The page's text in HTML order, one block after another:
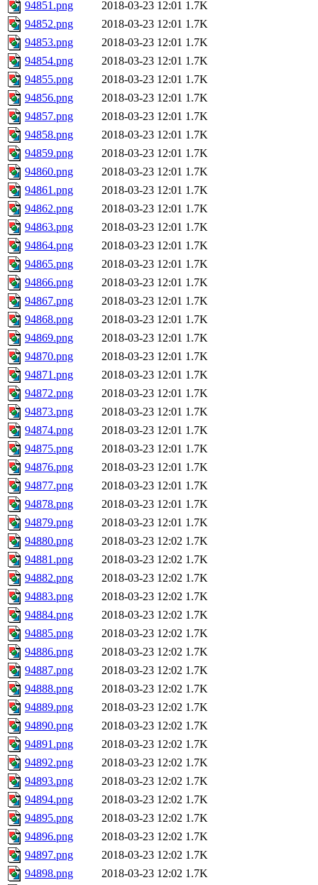
94851.png 2018-03-23 12:01 1.7K
94852.png
2018-03-23 12:01 1.7K
94853.png
2018-03-23 12:01 1.7K
94854.png
2018-03-23 12:01 1.7K
94855.png
2018-03-23 12:01 1.7K
94856.png
2018-03-23 12:01 1.7K
94857.png
2018-03-23 12:01 1.7K
94858.png
2018-03-23 12:01 1.7K
94859.png
2018-03-23 12:01 1.7K
94860.png
2018-03-23 12:01 1.7K
94861.png
2018-03-23 12:01 1.7K
94862.png
2018-03-23 12:01 1.7K
94863.png
2018-03-23 12:01 1.7K
94864.png
2018-03-23 12:01 1.7K
94865.png
2018-03-23 12:01 1.7K
94866.png
2018-03-23 12:01 1.7K
94867.png
2018-03-23 12:01 1.7K
94868.png
2018-03-23 12:01 1.7K
94869.png
2018-03-23 12:01 1.7K
94870.png
2018-03-23 12:01 1.7K
94871.png
2018-03-23 12:01 1.7K
94872.png
2018-03-23 12:01 1.7K
94873.png
2018-03-23 12:01 1.7K
94874.png
2018-03-23 12:01 1.7K
94875.png
2018-03-23 12:01 1.7K
94876.png
2018-03-23 12:01 1.7K
94877.png
2018-03-23 12:01 1.7K
94878.png
2018-03-23 12:01 1.7K
94879.png
2018-03-23 12:01 1.7K
94880.png
2018-03-23 12:02 1.7K
94881.png
2018-03-23 12:02 1.7K
94882.png
2018-03-23 12:02 1.7K
94883.png
2018-03-23 12:02 1.7K
94884.png
2018-03-23 12:02 1.7K
94885.png
2018-03-23 12:02 1.7K
94886.png
2018-03-23 12:02 1.7K
94887.png
2018-03-23 12:02 1.7K
94888.png
2018-03-23 12:02 1.7K
94889.png
2018-03-23 12:02 1.7K
94890.png
2018-03-23 12:02 1.7K
94891.png
2018-03-23 12:02 1.7K
94892.png
2018-03-23 12:02 1.7K
94893.png
2018-03-23 12:02 1.7K
94894.png
2018-03-23 12:02 1.7K
94895.png
2018-03-23 12:02 1.7K
94896.png
2018-03-23 12:02 1.7K
94897.png
2018-03-23 12:02 1.7K
94898.png
2018-03-23 12:02 1.7K